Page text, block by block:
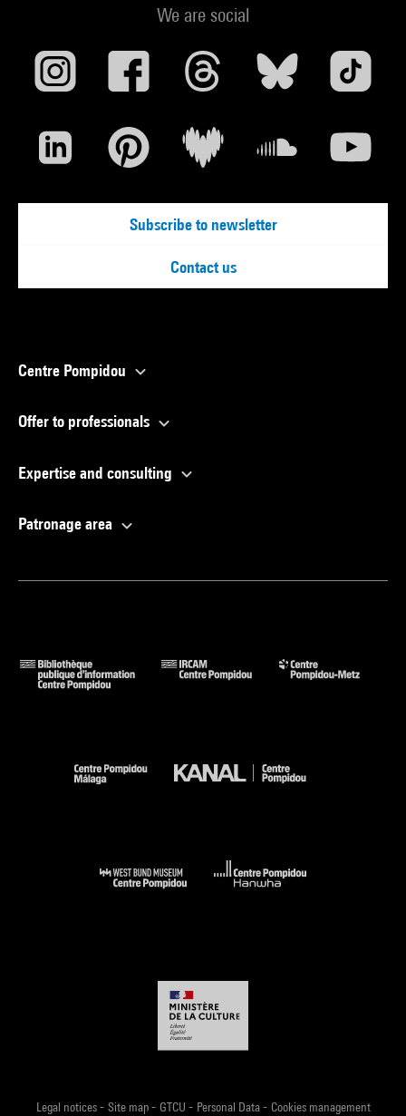
We are social
Subscribe to newsletter
Contact us
Centre Pompidou
Offer to professionals
Expertise and consulting
Patronage area
Legal notices- Site map- GTCU - Personal Data- Cookies management